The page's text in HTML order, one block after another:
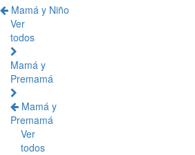
Mamá y Niño
Ver
todos
Mamá y
Premamá
Mamá y
Premamá
Ver
todos